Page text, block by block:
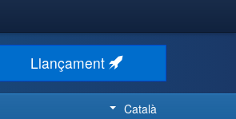
Llançament
Català